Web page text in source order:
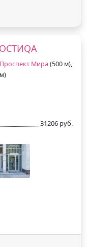
Проспект Мира (500 м),
31206 руб.